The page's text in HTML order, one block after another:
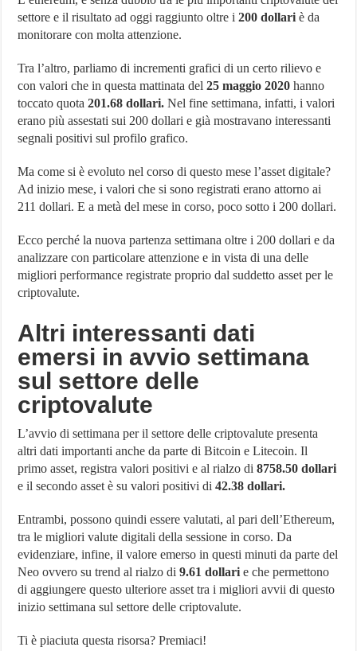
settore e il risultato ad oggi raggiunto oltre i200 dollari è da
monitorare con molta attenzione.
Tra l’altro, parliamo di incrementi grafici di un certo rilievo e
con valori che in questa mattinata del25 maggio 2020hanno
toccato quota201.68 dollari. Nel fine settimana, infatti, i valori
erano più assestati sui 200 dollari e già mostravano interessanti
segnali positivi sul profilo grafico.
Ma come si è evoluto nel corso di questo mese l’asset digitale?
Ad inizio mese, i valori che si sono registrati erano attorno ai
211 dollari. E a metà del mese in corso, poco sotto i 200 dollari.
Ecco perché la nuova partenza settimana oltre i 200 dollari e da
analizzare con particolare attenzione e in vista di una delle
migliori performance registrate proprio dal suddetto asset per le
criptovalute.
Altri interessanti dati
emersi in avvio settimana
sul settore delle
criptovalute
L’avvio di settimana per il settore delle criptovalute presenta
altri dati importanti anche da parte di Bitcoin e Litecoin. Il
primo asset, registra valori positivi e al rialzo di8758.50 dollari
e il secondo asset è su valori positivi di42.38 dollari.
Entrambi, possono quindi essere valutati, al pari dell’Ethereum,
tra le migliori valute digitali della sessione in corso. Da
evidenziare, infine, il valore emerso in questi minuti da parte del
Neo ovvero su trend al rialzo di9.61 dollari e che permettono
di aggiungere questo ulteriore asset tra i migliori avvii di questo
inizio settimana sul settore delle criptovalute.
Ti è piaciuta questa risorsa? Premiaci!